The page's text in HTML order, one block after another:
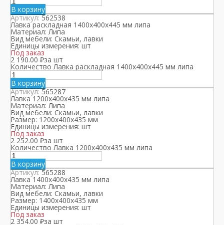
В корзину
Артикул:562538
Лавка раскладная 1400х400х445 мм липа
Материал: Липа
Вид мебели: Скамьи, лавки
Единицы измерения:шт
Под заказ
2 190.00 ₽за шт
Количество Лавка раскладная 1400х400х445 мм липа
В корзину
Артикул:565287
Лавка 1200х400х435 мм липа
Материал: Липа
Вид мебели: Скамьи, лавки
Размер: 1200х400х435 мм
Единицы измерения: шт
Под заказ
2 252.00 ₽за шт
Количество Лавка 1200х400х435 мм липа
В корзину
Артикул:565288
Лавка 1400х400х435 мм липа
Материал: Липа
Вид мебели: Скамьи, лавки
Размер: 1400х400х435 мм
Единицы измерения: шт
Под заказ
2 354.00 ₽за шт